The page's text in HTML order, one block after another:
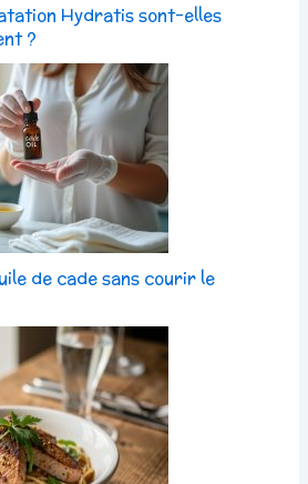
Hydratis sont-elles
?
de cade sans courir le